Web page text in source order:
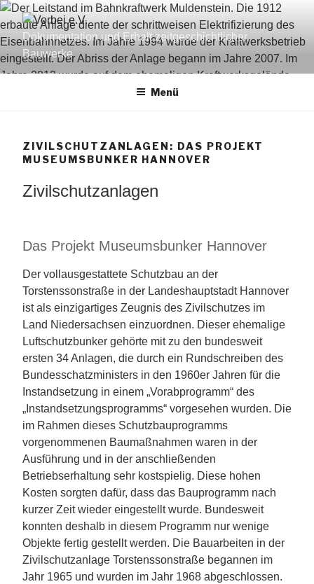
Zum
Inhalt
springenDokumentation und Erhalt zeitgeschichtlicher
Bauwerke
Menü
ZIVILSCHUTZANLAGEN: DAS PROJEKT
MUSEUMSBUNKER HANNOVER
Zivilschutzanlagen
Das Projekt Museumsbunker Hannover
Der vollausgestattete Schutzbau an der
Torstenssonstraße in der Landeshauptstadt Hannover
ist als einzigartiges Zeugnis des Zivilschutzes im
Land Niedersachsen einzuordnen. Dieser ehemalige
Luftschutzbunker gehörte mit zu den bundesweit
ersten 34 Anlagen, die durch ein Rundschreiben des
Bundesschatzministers in den 1960er Jahren für die
Instandsetzung in einem „Vorabprogramm“ des
„Instandsetzungsprogramms“ vorgesehen wurden. Die
im Rahmen dieses Schutzbauprogramms
vorgenommenen Baumaßnahmen waren in der
Ausführung und in der anschließenden
Betriebserhaltung sehr kostspielig. Diese hohen
Kosten sorgten dafür, dass das Bauprogramm nach
kurzer Zeit wieder eingestellt wurde. Bundesweit
konnten deshalb in diesem Programm nur wenige
Objekte fertig gestellt werden. Die Bauarbeiten in der
Zivilschutzanlage Torstenssonstraße begannen im
Jahr 1965 und wurden im Jahr 1968 abgeschlossen.